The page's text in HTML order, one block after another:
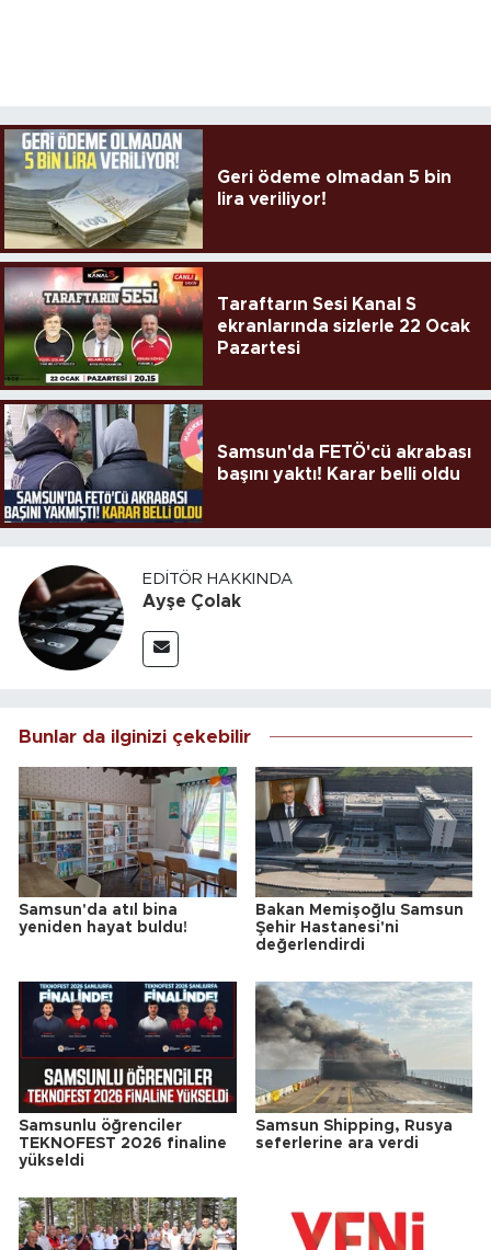
Geri ödeme olmadan 5 bin
lira veriliyor!
Taraftarın Sesi Kanal S
ekranlarında sizlerle 22 Ocak
Pazartesi
Samsun'da FETÖ'cü akrabası
başını yaktı! Karar belli oldu
EDITÖR HAKKINDA
Ayşe Çolak
Bunlar da ilginizi çekebilir
Samsun'da atıl bina
yeniden hayat buldu!
Bakan Memişoğlu Samsun
Şehir Hastanesi'ni
değerlendirdi
Samsunlu öğrenciler
TEKNOFEST 2026 finaline
yükseldi
Samsun Shipping, Rusya
seferlerine ara verdi